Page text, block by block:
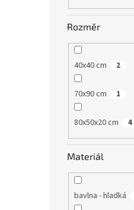
Rozměr
40x40 cm 2
70x90 cm 1
80x50x20 cm 4
Materiál
bavlna - hladká